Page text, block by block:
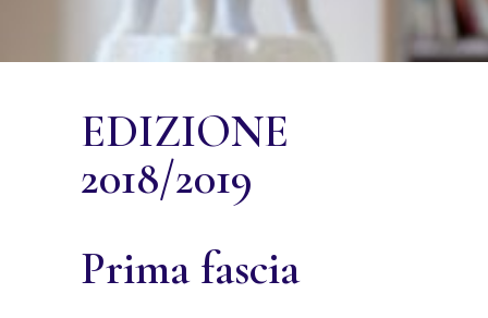
EDIZIONE
2018/2019
Prima fascia